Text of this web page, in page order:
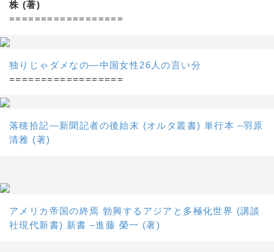
株 (著)
==================
独りじゃダメなの―中国女性26人の言い分
==================
落穂拾記―新聞記者の後始末 (オルタ叢書) 単行本 –羽原
清雅 (著)
アメリカ帝国の終焉 勃興するアジアと多極化世界 (講談
社現代新書) 新書 –進藤 榮一 (著)